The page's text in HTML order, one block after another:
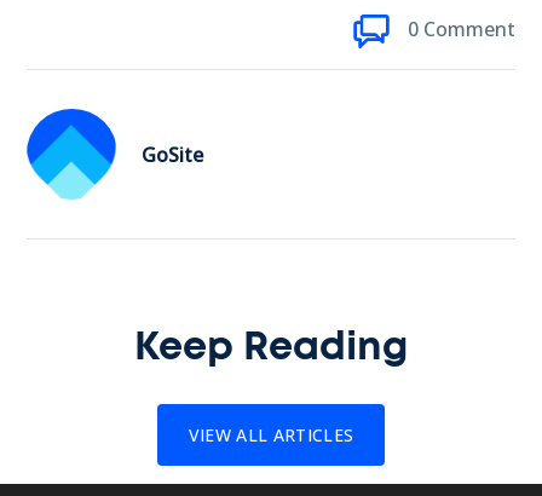
0 Comment
GoSite
Keep Reading
VIEW ALL ARTICLES